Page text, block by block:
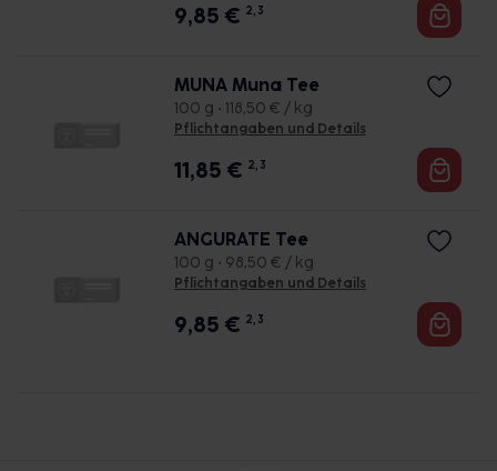
9,85 € 2, 3
MUNA Muna Tee
100 g • 118,50 € / kg
Pflichtangaben und Details
11,85 € 2, 3
ANGURATE Tee
100 g • 98,50 € / kg
Pflichtangaben und Details
9,85 € 2, 3